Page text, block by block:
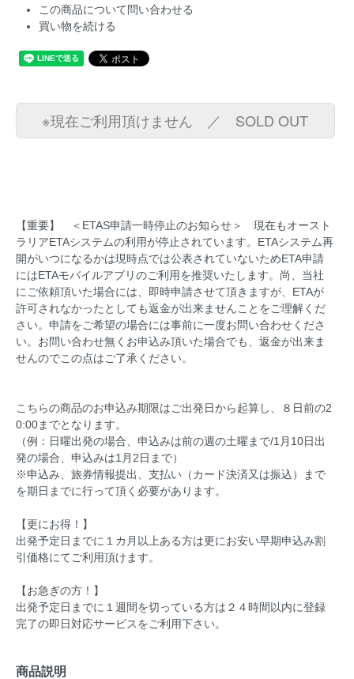
この商品について問い合わせる
買い物を続ける
※現在ご利用頂けません ／ SOLD OUT
【重要】 ＜ETAS申請一時停止のお知らせ＞ 現在もオースト
ラリアETAシステムの利用が停止されています。ETAシステム再
開がいつになるかは現時点では公表されていないためETA申請
にはETAモバイルアプリのご利用を推奨いたします。尚、当社
にご依頼頂いた場合には、即時申請させて頂きますが、ETAが
許可されなかったとしても返金が出来ませんことをご理解くだ
さい。申請をご希望の場合には事前に一度お問い合わせくださ
い。お問い合わせ無くお申込み頂いた場合でも、返金が出来ま
せんのでこの点はご了承ください。
こちらの商品のお申込み期限はご出発日から起算し、８日前の2
0:00までとなります。
（例：日曜出発の場合、申込みは前の週の土曜まで/1月10日出
発の場合、申込みは1月2日まで）
※申込み、旅券情報提出、支払い（カード決済又は振込）まで
を期日までに行って頂く必要があります。
【更にお得！】
出発予定日までに１カ月以上ある方は更にお安い早期申込み割
引価格にてご利用頂けます。
【お急ぎの方！】
出発予定日までに１週間を切っている方は ２４時間以内に登録
完了の即日対応サービスをご利用下さい。
商品説明